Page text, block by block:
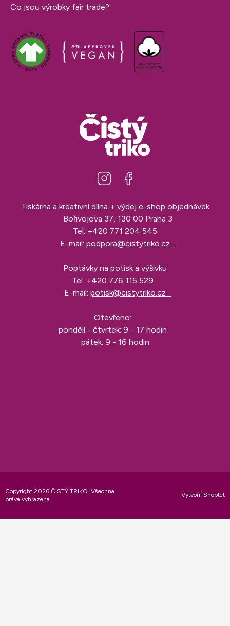
Co jsou výrobky fair trade?
Tiskárna a kreativní dílna + výdej e-shop objednávek
Bořivojova 37, 130 00 Praha 3
Tel. +420 771 204 545
E-mail: podpora@cistytriko.cz
Poptávky na potisk a výšivku
Tel. +420 776 115 529
E-mail: potisk@cistytriko.cz
Otevřeno:
pondělí - čtvrtek: 9 - 17 hodin
pátek: 9 - 16 hodin
Vytvořil Shoptet
Copyright 2026 ČISTÝ TRIKO. Všechna
práva vyhrazena.